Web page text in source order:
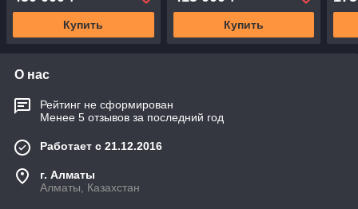
инсталляции, Wi-Fi)
Купить Купить
О нас
Рейтинг не сформирован
Менее 5 отзывов за последний год
Работает с 21.12.2016
г. Алматы
Алматы, Казахстан